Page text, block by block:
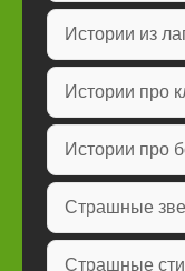
Истории из
Истории про
Истории про
Страшные
Страшные